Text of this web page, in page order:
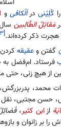
کُلِیْنی دراَلْکافی و
مَقاتِلُ الطّالِبین
ذکر کرده‌اند.[۳۳]
گفتن وعقیقه
فرستاد. ام‌فضل
از هیچ زنی، حتی
پدربزرگش،
حسن مجتبی،
ازابن کثیر،
بر زانوان و